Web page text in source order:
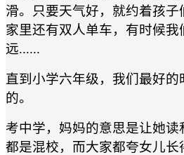
滑。只要天气好，就约着孩子
家里还有双人单车，有时候
远......
直到小学六年级，我们最好的
的。
考中学，妈妈的意思是让她
都是混校，而大家都夸女儿长